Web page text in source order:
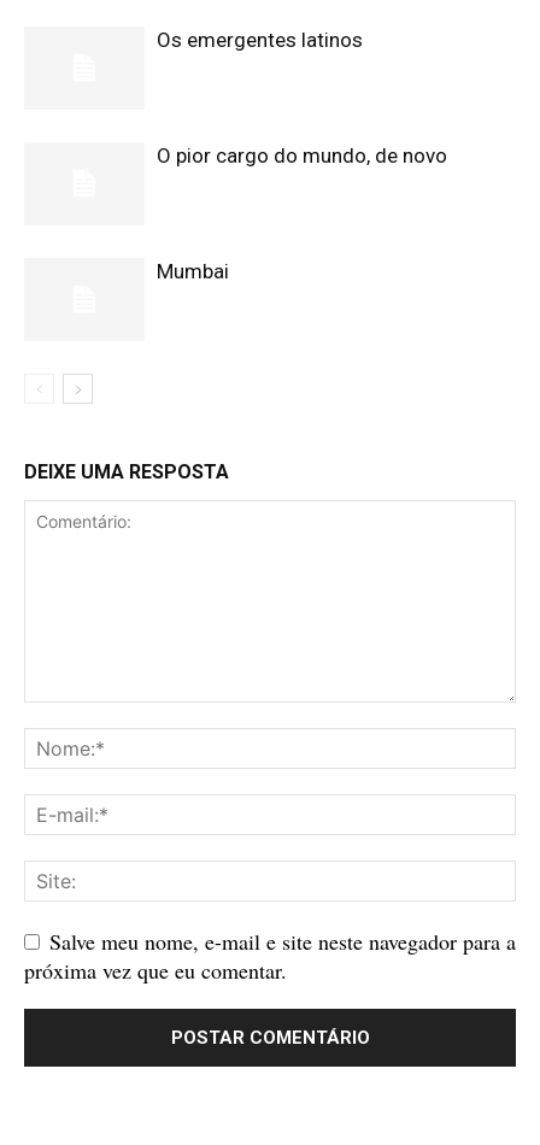
Os emergentes latinos
O pior cargo do mundo, de novo
Mumbai
DEIXE UMA RESPOSTA
Salve meu nome, e-mail e site neste navegador para a
próxima vez que eu comentar.